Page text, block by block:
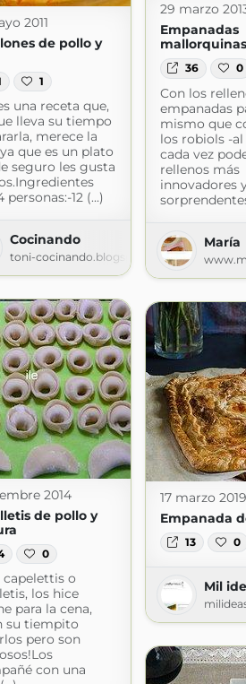
29 marzo
Empanadas
36 0
Con los
empanadas
mismo que
los robiols -
cada vez
rellenos más
innovadores
María
2011
de pollo y
1
una receta que,
lleva su tiempo
merece la
que es un plato
seguro les gusta
personas:-12 (...)
Cocinando
toni-cocinando.blogspot.com
2014
de pollo y
0
capelettis o
los hice
para la cena,
su tiempito
pero son
con una
17 marzo 2019
Empanada
13 0
Mil